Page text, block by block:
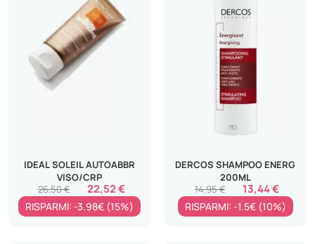
IDEAL SOLEIL AUTOABBR
VISO/CRP
22,52 €
26,50 €
RISPARMI: -3.98€ (15%)
DERCOS SHAMPOO ENERG
200ML
13,44 €
14,95 €
RISPARMI: -1.5€ (10%)